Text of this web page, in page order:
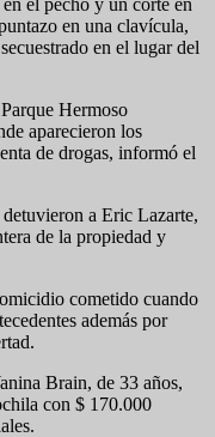
en una clavícula,
en el lugar del
Hermoso
aparecieron los
de drogas, informó el
a Eric Lazarte,
de la propiedad y
cometido cuando
además por
Brain, de 33 años,
con $ 170.000